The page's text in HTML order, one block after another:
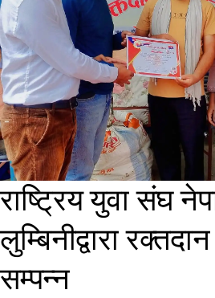
राष्ट्रिय युवा संघ
लुम्बिनीद्वारा
सम्पन्न